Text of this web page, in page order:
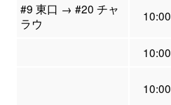
#9 東口 → #20 チャ
ラウ
10:00
10:00
10:00